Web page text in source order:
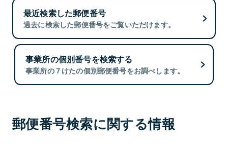
最近検索した郵便番号
過去に検索した郵便番号をご覧いただけます。
事業所の個別番号を検索する
事業所の７けたの個別郵便番号をお調べします。
郵便番号検索に関する情報